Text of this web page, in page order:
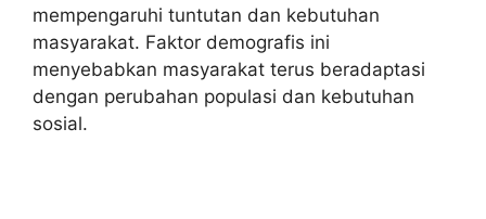
mempengaruhi tuntutan dan kebutuhan
masyarakat. Faktor demografis ini
menyebabkan masyarakat terus beradaptasi
dengan perubahan populasi dan kebutuhan
sosial.